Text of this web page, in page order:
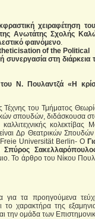
χειραφέτηση
της Ανωτάτης Σχολής
φαινόμενο.
of the Political
συνεργασία στη διάρκεια
Ν. Πουλαντζά «Η
Τέχνης του Τμήματος
σπουδών, διδάσκουσα
κολεκτίβας
είναι Δρ Θεατρικών
Freie Universität Berlin- Ο
Σπύρος
Το άρθρο του Νίκου
για τα προηγούμενα
χαρακτήρα της
την ομάδα των